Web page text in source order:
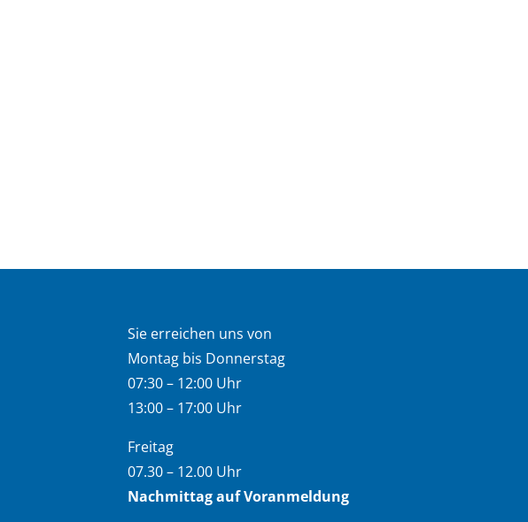
Sie erreichen uns von
Montag bis Donnerstag
07:30 – 12:00 Uhr
13:00 – 17:00 Uhr
Freitag
07.30 – 12.00 Uhr
Nachmittag auf Voranmeldung